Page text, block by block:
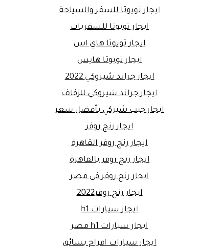
ايجار تويوتا للسفر والسياحة
ايجار تويوتا للسفريات
ايجار تويوتا هاي اس
ايجار تويوتا هايس
ايجار جراند شيروكي 2022
ايجار جراند شيروكي للزفاف
ايجار جيب شيركي بأفضل سعر
ايجار رنج روفر
ايجار رنج روفر القاهرة
ايجار رنج روفر بالقاهرة
ايجار رنج روفر في مصر
ايجار رنج روفر2022
ايجار سيارات h1
ايجار سيارات h1 مصر
ايجار سيارات افراح بسائق